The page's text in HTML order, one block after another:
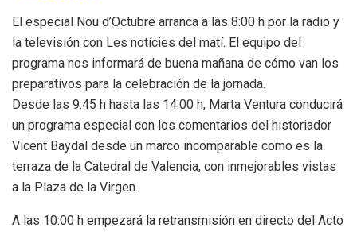
El especial Nou d’Octubre arranca a las 8:00 h por la radio y
la televisión con Les notícies del matí. El equipo del
programa nos informará de buena mañana de cómo van los
preparativos para la celebración de la jornada.
Desde las 9:45 h hasta las 14:00 h, Marta Ventura conducirá
un programa especial con los comentarios del historiador
Vicent Baydal desde un marco incomparable como es la
terraza de la Catedral de Valencia, con inmejorables vistas
a la Plaza de la Virgen.
A las 10:00 h empezará la retransmisión en directo del Acto